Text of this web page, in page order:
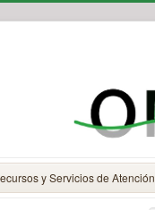
y Servicios de Atención